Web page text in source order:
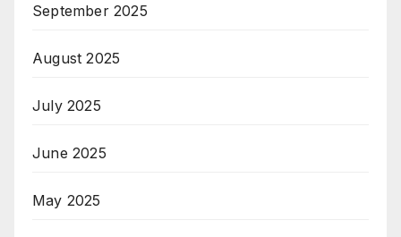
September 2025
August 2025
July 2025
June 2025
May 2025